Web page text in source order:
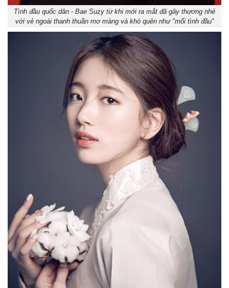
Tình đầu quốc dân - Bae Suzy từ khi mới ra mắt đã gây thương nhé
với vẻ ngoài thanh thuần mơ màng và khó quên như "mối tình đầu"